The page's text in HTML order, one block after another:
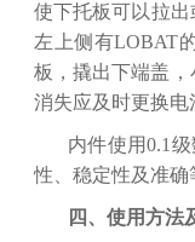
使下托板可以拉
左上侧有LOBAT
板，撬出下端盖
消失应及时更换
内件使用0.1
性、稳定性及准确
四、使用方法